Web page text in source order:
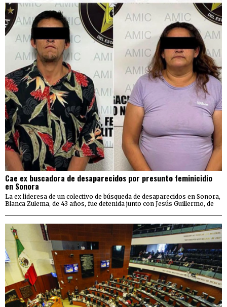
Cae ex buscadora de desaparecidos por presunto feminicidio
en Sonora
La ex lideresa de un colectivo de búsqueda de desaparecidos en Sonora,
Blanca Zulema, de 43 años, fue detenida junto con Jesús Guillermo, de